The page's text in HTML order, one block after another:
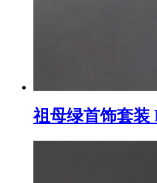
祖母绿首饰套装